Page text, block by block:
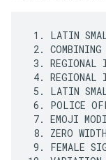
1. LATIN
2. COMBINING
3. REGIONAL
4. REGIONAL
5. LATIN
6. POLICE
7. EMOJI
8. ZERO
9. FEMALE